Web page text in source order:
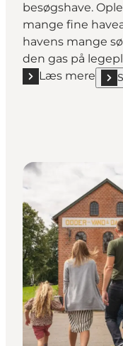
besøgshave.
mange fine
havens mange
den gas på
Læs mere
Læs mere